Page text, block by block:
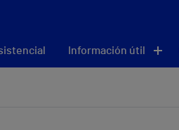
Información útil